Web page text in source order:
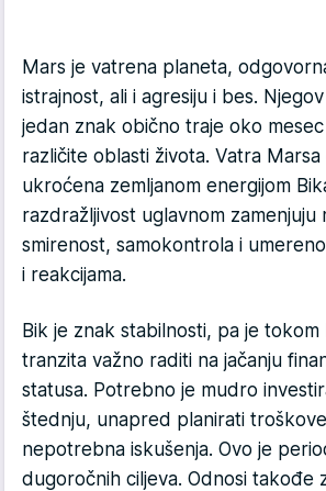
Mars je vatrena planeta,
istrajnost, ali i agresiju i bes.
jedan znak obično traje oko
različite oblasti života. Vatra
ukroćena zemljanom energijom
razdražljivost uglavnom zamenjuju
smirenost, samokontrola i
i reakcijama.
Bik je znak stabilnosti, pa je
tranzita važno raditi na jačanju
statusa. Potrebno je mudro
štednju, unapred planirati
nepotrebna iskušenja. Ovo je
dugoročnih ciljeva. Odnosi takođe